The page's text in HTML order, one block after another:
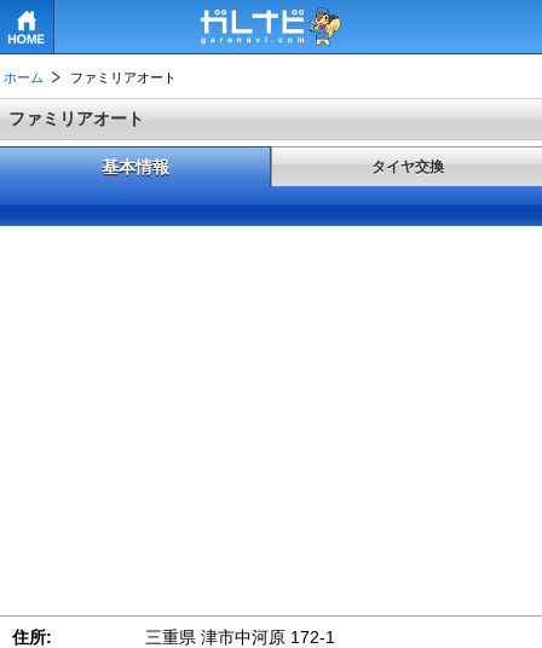
ホーム ファミリアオート
ファミリアオート
基本情報 タイヤ交換
住所: 三重県 津市中河原 172-1